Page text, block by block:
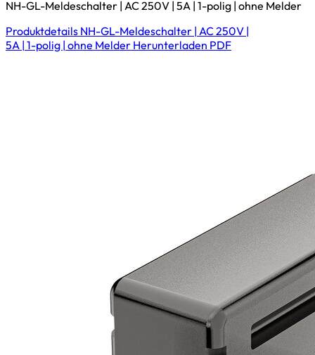
NH-GL-Meldeschalter | AC 250V | 5A | 1-polig | ohne Melder
Produktdetails NH-GL-Meldeschalter | AC 250V |
5A | 1-polig | ohne Melder Herunterladen PDF